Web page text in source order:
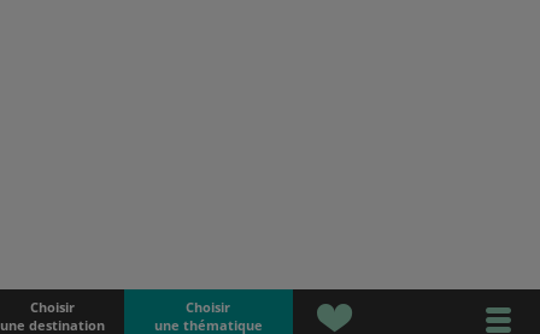
Choisir
une destination
Choisir
une thématique